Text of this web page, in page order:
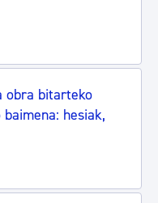
obra bitarteko
hesiak,